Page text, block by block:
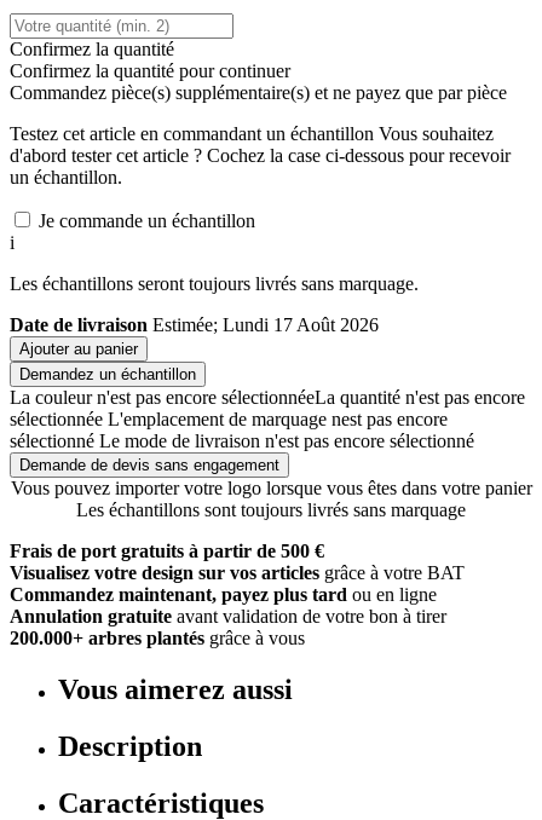
Confirmez la quantité
Confirmez la quantité pour continuer
Commandez pièce(s) supplémentaire(s) et ne payez que par pièce
Testez cet article en commandant un échantillon Vous souhaitez
d'abord tester cet article ? Cochez la case ci-dessous pour recevoir
un échantillon.
Je commande un échantillon
i
Les échantillons seront toujours livrés sans marquage.
Date de livraison Estimée; Lundi 17 Août 2026
Ajouter au panier
Demandez un échantillon
La couleur n'est pas encore sélectionnéeLa quantité n'est pas encore
sélectionnée L'emplacement de marquage nest pas encore
sélectionné Le mode de livraison n'est pas encore sélectionné
Demande de devis sans engagement
Vous pouvez importer votre logo lorsque vous êtes dans votre panier
Les échantillons sont toujours livrés sans marquage
Frais de port gratuits à partir de 500 €
Visualisez votre design sur vos articles grâce à votre BAT
Commandez maintenant, payez plus tard ou en ligne
Annulation gratuite avant validation de votre bon à tirer
200.000+ arbres plantés grâce à vous
Vous aimerez aussi
Description
Caractéristiques